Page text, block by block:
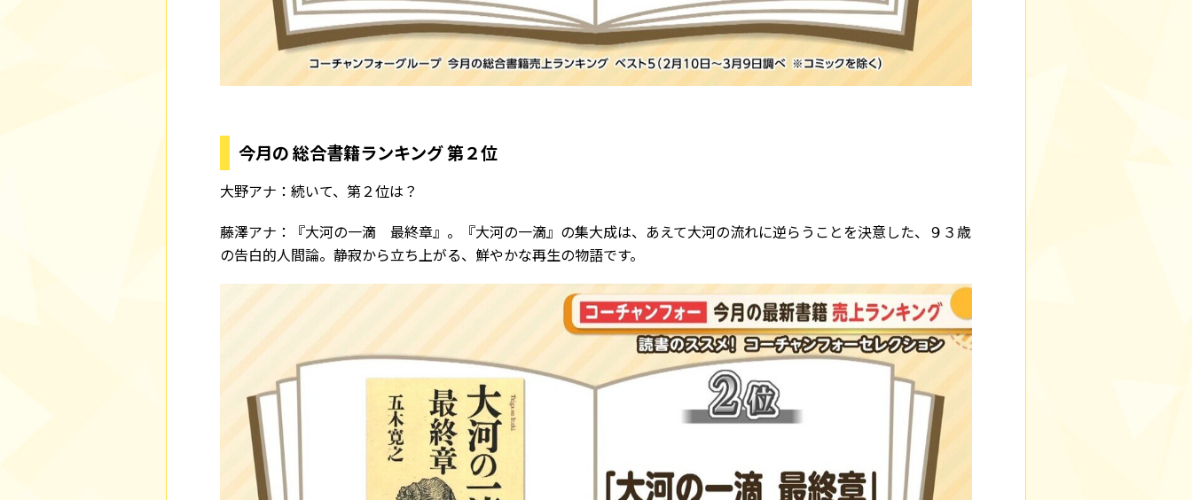
今月の 総合書籍ランキング 第２位
大野アナ：続いて、第２位は？
藤澤アナ：『大河の一滴 最終章』。『大河の一滴』の集大成は、あえて大河の流れに逆らうことを決意した、９３歳
の告白的人間論。静寂から立ち上がる、鮮やかな再生の物語です。